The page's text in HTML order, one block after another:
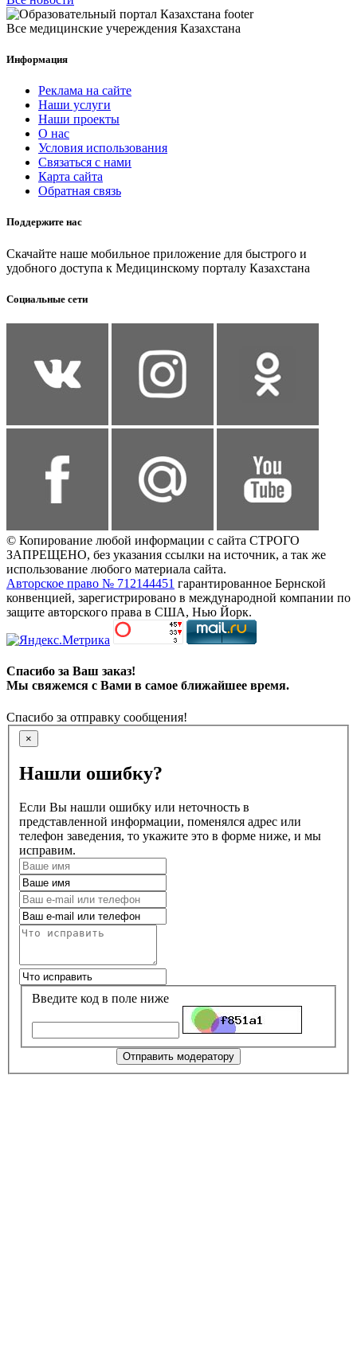
Все медицинские учереждения Казахстана
Информация
Реклама на сайте
Наши услуги
Наши проекты
О нас
Условия использования
Связаться с нами
Карта сайта
Обратная связь
Поддержите нас
Скачайте наше мобильное приложение для быстрого и
удобного доступа к Медицинскому порталу Казахстана
Социальные сети
© Копирование любой информации с сайта СТРОГО
ЗАПРЕЩЕНО, без указания ссылки на источник, а так же
использование любого материала сайта.
Авторское право № 712144451 гарантированное Бернской
конвенцией, зарегистрировано в международной компании по
защите авторского права в США, Нью Йорк.
Спасибо за Ваш заказ!
Мы свяжемся с Вами в самое ближайшее время.
Спасибо за отправку сообщения!
×
Нашли ошибку?
Если Вы нашли ошибку или неточность в
представленной информации, поменялся адрес или
телефон заведения, то укажите это в форме ниже, и мы
исправим.
Введите код в поле ниже
Отправить модератору